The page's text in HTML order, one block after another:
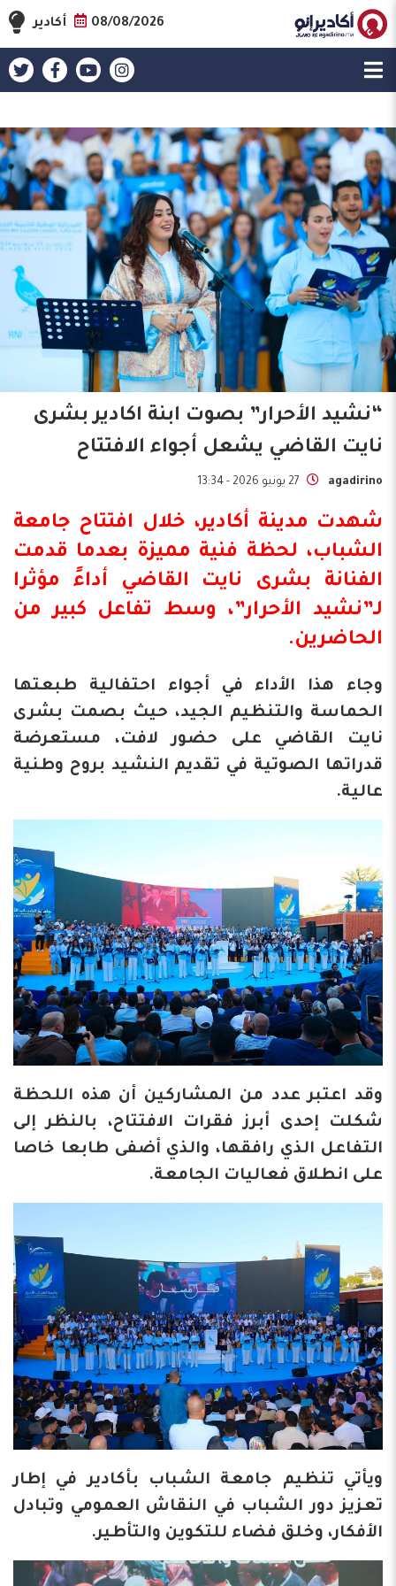
08/08/2026 أكادير
“نشيد الأحرار” بصوت ابنة اكادير بشرى
نايت القاضي يشعل أجواء الافتتاح
agadirino 27 يونيو 2026 - 13:34
شهدت مدينة أكادير، خلال افتتاح جامعة
الشباب، لحظة فنية مميزة بعدما قدمت
الفنانة بشرى نايت القاضي أداءً مؤثرا
لـ”نشيد الأحرار”، وسط تفاعل كبير من
الحاضرين.
وجاء هذا الأداء في أجواء احتفالية طبعتها
الحماسة والتنظيم الجيد، حيث بصمت بشرى
نايت القاضي على حضور لافت، مستعرضة
قدراتها الصوتية في تقديم النشيد بروح وطنية
عالية.
وقد اعتبر عدد من المشاركين أن هذه اللحظة
شكلت إحدى أبرز فقرات الافتتاح، بالنظر إلى
التفاعل الذي رافقها، والذي أضفى طابعا خاصا
على انطلاق فعاليات الجامعة.
ويأتي تنظيم جامعة الشباب بأكادير في إطار
تعزيز دور الشباب في النقاش العمومي وتبادل
الأفكار، وخلق فضاء للتكوين والتأطير.